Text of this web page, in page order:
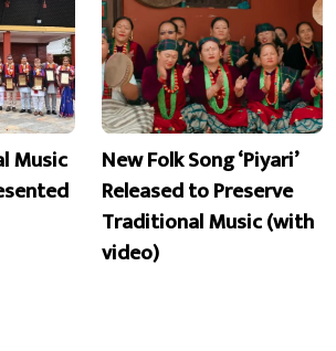
Music
New Folk Song ‘Piyari’
Released to Preserve
Traditional Music (with
video)